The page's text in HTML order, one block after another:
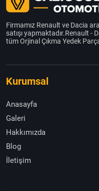
Firmamız Renault ve Dacia
satışı yapmaktadır.Renault -
tüm Orjinal Çıkma Yedek
Kurumsal
Anasayfa
Galeri
Hakkımızda
Blog
İletişim